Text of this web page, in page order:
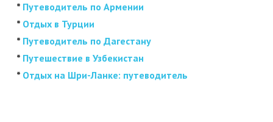
* Путеводитель по Армении
* Отдых в Турции
* Путеводитель по Дагестану
* Путешествие в Узбекистан
* Отдых на Шри-Ланке: путеводитель